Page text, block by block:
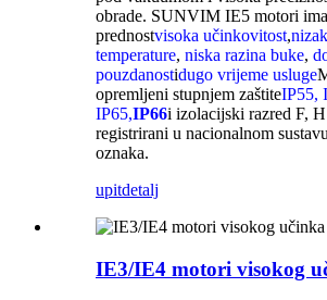
obrade. SUNVIM IE5 motori
prednostvisoka učinkovitost,
temperature, niska razina buke,
pouzdanostidugo vrijeme usluge
opremljeni stupnjem zaštiteIP55,
IP65,IP66i izolacijski razred F, H
registrirani u nacionalnom
oznaka.
upitdetalj
IE3/IE4 motori visokog